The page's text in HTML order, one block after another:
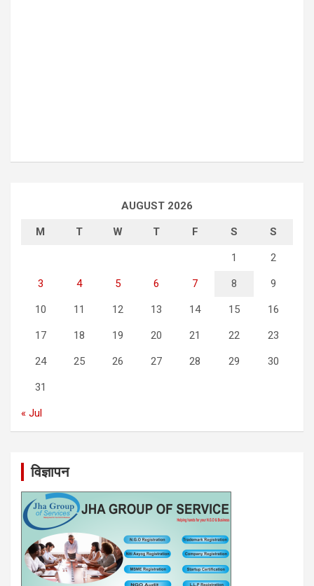
AUGUST 2026
M T W T F S S
1 2
3 4 5 6 7 8 9
10 11 12 13 14 15 16
17 18 19 20 21 22 23
24 25 26 27 28 29 30
31
« Jul
विज्ञापन